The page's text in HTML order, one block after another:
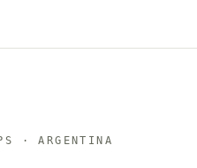
· ARGENTINA